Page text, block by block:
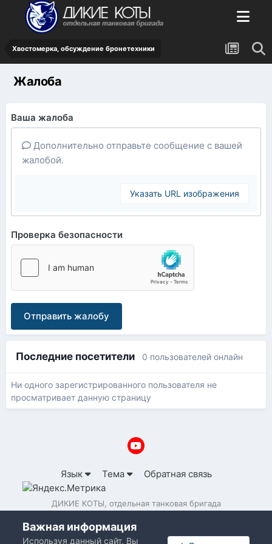
Хвостомерка, обсуждение бронетехники
Жалоба
Ваша жалоба
Дополнительно отправьте сообщение с вашей
жалобой.
Указать URL изображения
Проверка безопасности
Отправить жалобу
Последние посетители 0 пользователей онлайн
Ни одного зарегистрированного пользователя не
просматривает данную страницу
Язык Тема Обратная связь
ДИКИЕ КОТЫ, отдельная танковая бригада
Важная информация
Используя данный сайт, Вы